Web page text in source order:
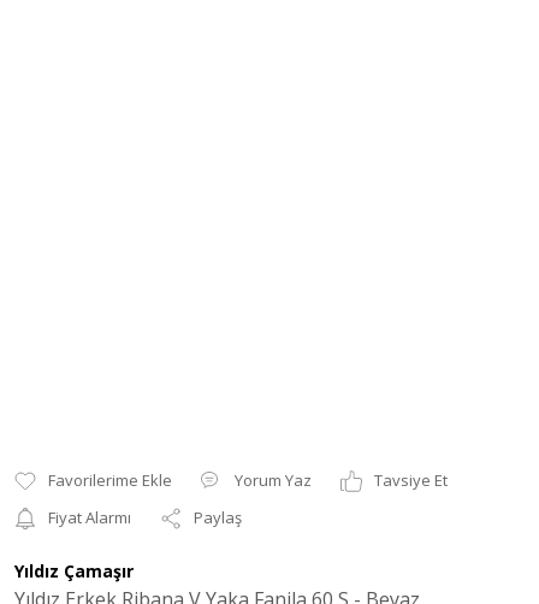
Yorum Yaz
Tavsiye Et
Fiyat Alarmı
Paylaş
Yıldız Çamaşır